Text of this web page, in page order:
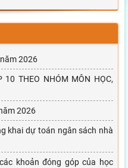
2026
10 THEO NHÓM MÔN HỌC,
2026
khai dự toán ngân sách nhà
khoản đóng góp của học